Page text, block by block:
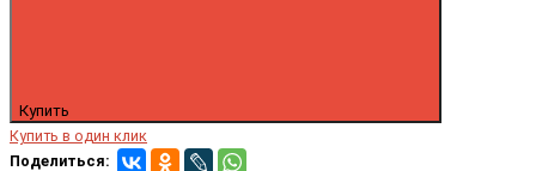
Купить
Купить в один клик
Поделиться: